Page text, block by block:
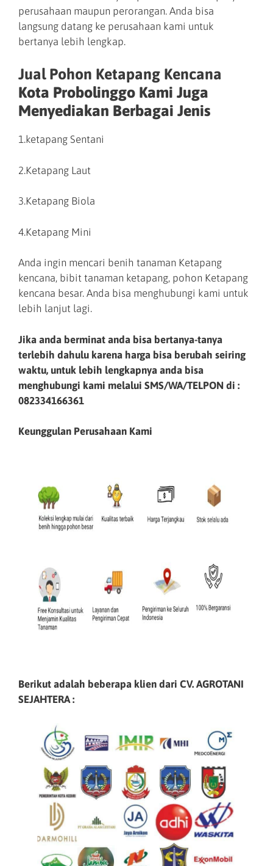
perusahaan maupun perorangan. Anda bisa
langsung datang ke perusahaan kami untuk
bertanya lebih lengkap.
Jual Pohon Ketapang Kencana
Kota Probolinggo Kami Juga
Menyediakan Berbagai Jenis
1.ketapang Sentani
2.Ketapang Laut
3.Ketapang Biola
4.Ketapang Mini
Anda ingin mencari benih tanaman Ketapang
kencana, bibit tanaman ketapang, pohon Ketapang
kencana besar. Anda bisa menghubungi kami untuk
lebih lanjut lagi.
Jika anda berminat anda bisa bertanya-tanya
terlebih dahulu karena harga bisa berubah seiring
waktu, untuk lebih lengkapnya anda bisa
menghubungi kami melalui SMS/WA/TELPON di :
082334166361
Keunggulan Perusahaan Kami
Berikut adalah beberapa klien dari CV. AGROTANI
SEJAHTERA :